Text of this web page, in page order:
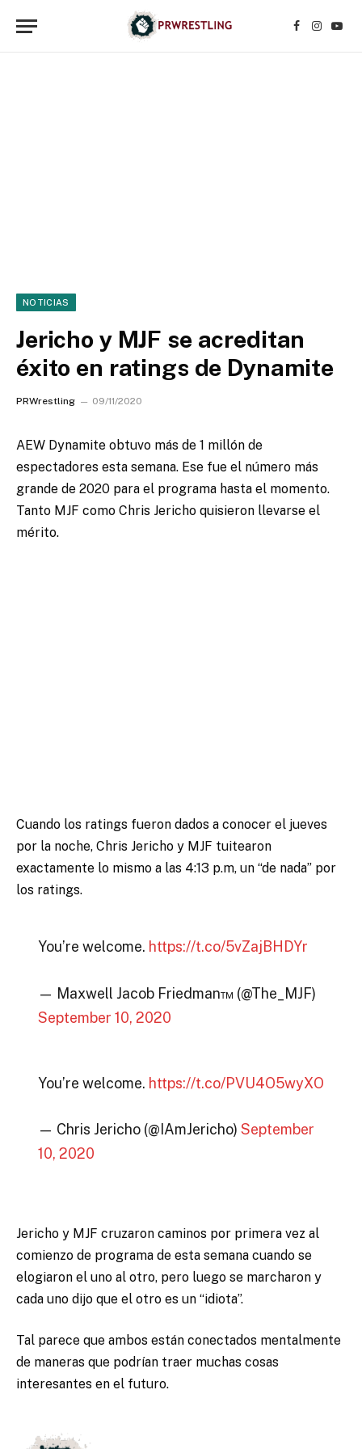
Facebook
NOTICIAS
Jericho y MJF se acreditan
éxito en ratings de Dynamite
PRWrestling 09/11/2020
AEW Dynamite obtuvo más de 1 millón de
espectadores esta semana. Ese fue el número más
grande de 2020 para el programa hasta el momento.
Tanto MJF como Chris Jericho quisieron llevarse el
mérito.
Cuando los ratings fueron dados a conocer el jueves
por la noche, Chris Jericho y MJF tuitearon
exactamente lo mismo a las 4:13 p.m, un “de nada” por
los ratings.
You’re welcome. https://t.co/5vZajBHDYr
— Maxwell Jacob Friedman™️ (@The_MJF)
September 10, 2020
You’re welcome. https://t.co/PVU4O5wyXO
— Chris Jericho (@IAmJericho) September
10, 2020
Jericho y MJF cruzaron caminos por primera vez al
comienzo de programa de esta semana cuando se
elogiaron el uno al otro, pero luego se marcharon y
cada uno dijo que el otro es un “idiota”.
Tal parece que ambos están conectados mentalmente
de maneras que podrían traer muchas cosas
interesantes en el futuro.